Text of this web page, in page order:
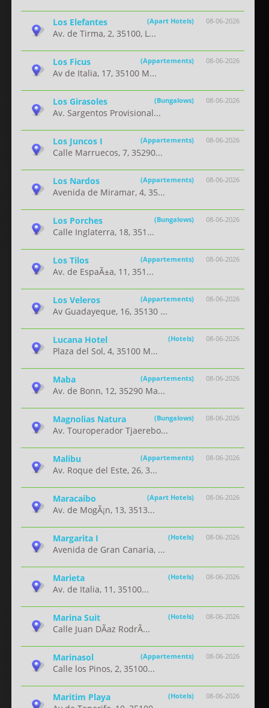
08-06-2026
Los Elefantes (Apart Hotels)
Av. de Tirma, 2, 35100, L...
08-06-2026
Los Ficus (Appartements)
Av de Italia, 17, 35100 M...
08-06-2026
Los Girasoles (Bungalows)
Av. Sargentos Provisional...
08-06-2026
Los Juncos I (Appartements)
Calle Marruecos, 7, 35290...
08-06-2026
Los Nardos (Appartements)
Avenida de Miramar, 4, 35...
08-06-2026
Los Porches (Bungalows)
Calle Inglaterra, 18, 351...
08-06-2026
Los Tilos (Appartements)
Av. de EspaÃ±a, 11, 351...
08-06-2026
Los Veleros (Appartements)
Av Guadayeque, 16, 35130 ...
08-06-2026
Lucana Hotel (Hotels)
Plaza del Sol, 4, 35100 M...
08-06-2026
Maba (Appartements)
Av. de Bonn, 12, 35290 Ma...
08-06-2026
Magnolias Natura (Bungalows)
Av. Touroperador Tjaerebo...
08-06-2026
Malibu (Appartements)
Av. Roque del Este, 26, 3...
08-06-2026
Maracaibo (Apart Hotels)
Av. de MogÃ¡n, 13, 3513...
08-06-2026
Margarita I (Hotels)
Avenida de Gran Canaria, ...
08-06-2026
Marieta (Hotels)
Av. de Italia, 11, 35100...
08-06-2026
Marina Suit (Hotels)
Calle Juan DÃ­az RodrÃ...
08-06-2026
Marinasol (Appartements)
Calle los Pinos, 2, 35100...
08-06-2026
Maritim Playa (Hotels)